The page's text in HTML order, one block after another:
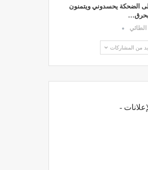
الضحكة يحسدوني ويتمنون
بحرق…
من المشاركات
-